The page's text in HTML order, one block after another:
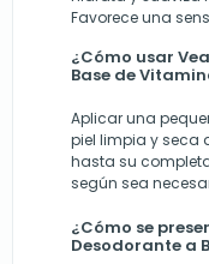
Favorece una
¿Cómo usar
Base de
Aplicar una
piel limpia y seca
hasta su
según sea
¿Cómo se
Desodorante a